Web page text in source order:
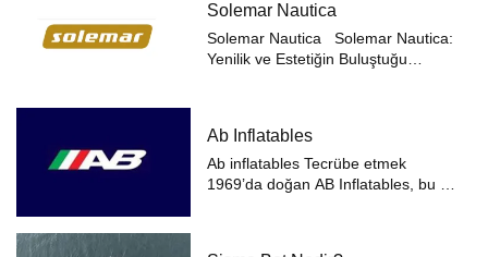
uzmanlığı ve deneyimiyle sektörde
öne ...
Solemar Nautica
Solemar Nautica Solemar Nautica:
Yenilik ve Estetiğin Buluştuğu
teklifle denizler...
Ab Inflatables
Ab inflatables Tecrübe etmek
1969’da doğan AB Inflatables, bu yıl